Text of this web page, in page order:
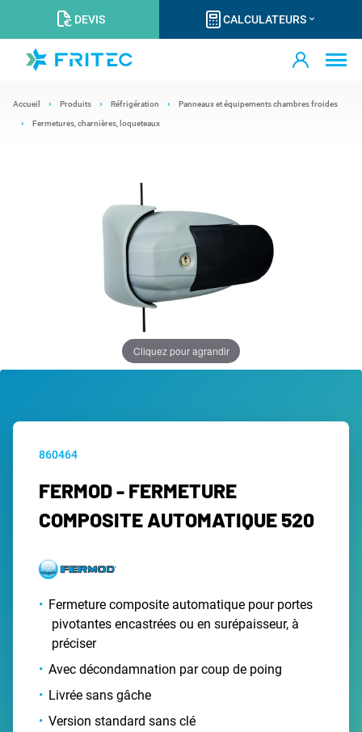
DEVIS CALCULATEURS
Accueil Produits Réfrigération Panneaux et équipements chambres froides
Fermetures, charnières, loqueteaux
Cliquez pour agrandir
860464
FERMOD - FERMETURE
COMPOSITE AUTOMATIQUE 520
Fermeture composite automatique pour portes
pivotantes encastrées ou en surépaisseur, à
préciser
Avec décondamnation par coup de poing
Livrée sans gâche
Version standard sans clé